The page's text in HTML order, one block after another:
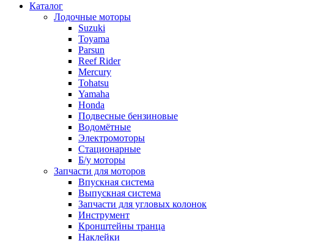
Каталог
Лодочные моторы
Suzuki
Toyama
Parsun
Reef Rider
Mercury
Tohatsu
Yamaha
Honda
Подвесные бензиновые
Водомётные
Электромоторы
Стационарные
Б/у моторы
Запчасти для моторов
Впускная система
Выпускная система
Запчасти для угловых колонок
Инструмент
Кронштейны транца
Наклейки